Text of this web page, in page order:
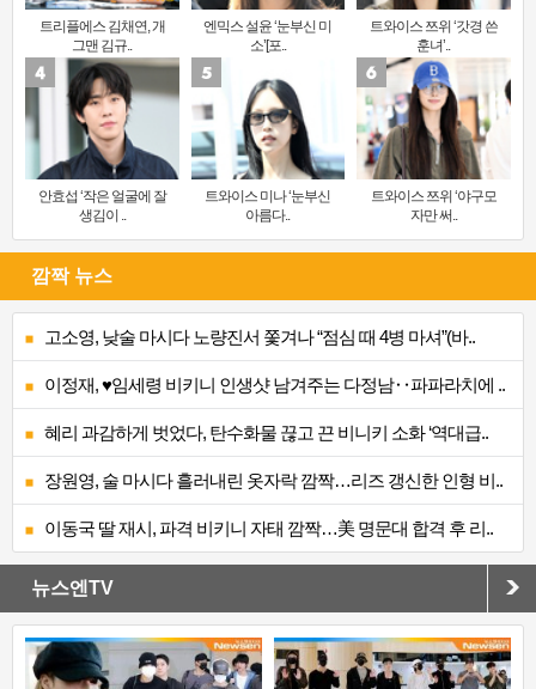
트리플에스 김채연, 개
그맨 김규..
엔믹스 설윤 ‘눈부신 미
소’[포..
트와이스 쯔위 ‘갓경 쓴
훈녀’..
안효섭 ‘작은 얼굴에 잘
생김이 ..
트와이스 미나 ‘눈부신
아름다..
트와이스 쯔위 ‘야구모
자만 써..
깜짝 뉴스
고소영, 낮술 마시다 노량진서 쫓겨나 “점심 때 4병 마셔”(바..
이정재, ♥임세령 비키니 인생샷 남겨주는 다정남‥파파라치에 ..
혜리 과감하게 벗었다, 탄수화물 끊고 끈 비니키 소화 ‘역대급..
장원영, 술 마시다 흘러내린 옷자락 깜짝…리즈 갱신한 인형 비..
이동국 딸 재시, 파격 비키니 자태 깜짝…美 명문대 합격 후 리..
뉴스엔TV